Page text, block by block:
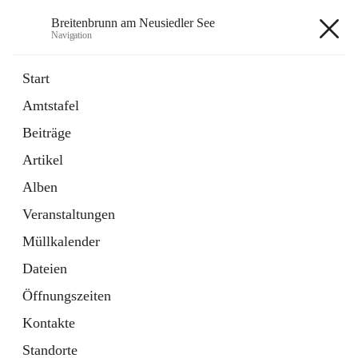
Breitenbrunn am Neusiedler See
Navigation
Start
Amtstafel
Beiträge
Artikel
Alben
Veranstaltungen
Müllkalender
Dateien
Öffnungszeiten
Kontakte
Standorte
18 Schnellzugriffe
Gemeindeservice